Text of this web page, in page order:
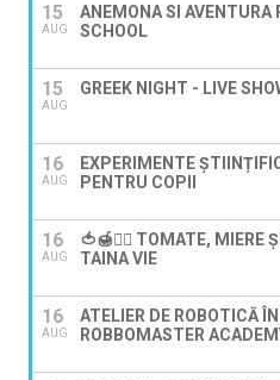
15
AUG
ANEMONA SI AVENTURA
SCHOOL
15
AUG
GREEK NIGHT - LIVE
16
AUG
EXPERIMENTE
PENTRU COPII
16
AUG
🍅🍯🚶‍♀️ TOMATE, MIERE
TAINA VIE
16
AUG
ATELIER DE ROBOTICĂ
ROBBOMASTER